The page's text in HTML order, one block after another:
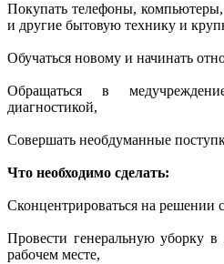
Покупать телефоны,
и другие бытовую технику и
Обучаться новому и начинать
Обращаться в
диагностикой,
Совершать необдуманные
Что необходимо сделать:
Сконцентрироваться на решении
Провести генеральную уборку
рабочем месте,